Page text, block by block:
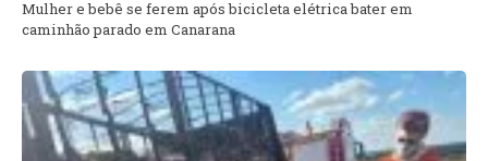
Mulher e bebê se ferem após bicicleta elétrica bater em
caminhão parado em Canarana